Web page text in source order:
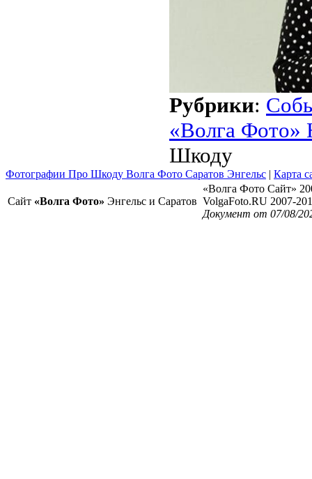
Рубрики:
«Волга Фото»
Шкоду
Фотографии Про Шкоду Волга Фото Саратов Энгельс | Карта
Сайт «Волга Фото» Энгельс и Саратов
«Волга Фото Сайт»
VolgaFoto.RU 2007-
Документ от 07/08/